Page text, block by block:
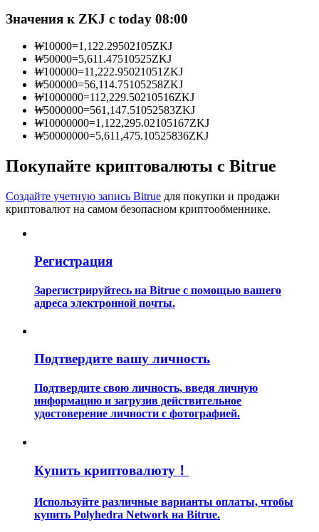
Информация
Анализ больших данных, включая торговую информацию
и т. д.
Узнайте, как оставаться прибыльным
Значения к ZKJ с today 08:00
₩10000=1,122.29502105ZKJ
₩50000=5,611.47510525ZKJ
₩100000=11,222.95021051 ZKJ
₩500000=56,114.75105258ZKJ
₩1000000=112,229.50210516ZKJ
₩5000000=561,147.51052583ZKJ
₩10000000=1,122,295.02105167ZKJ
₩50000000=5,611,475.10525836ZKJ
Покупайте криптовалюты с Bitrue
Создайте учетную запись Bitrue для покупки и продажи
криптовалют на самом безопасном криптообменнике.
Регистрация
Зарегистрируйтесь на Bitrue с помощью вашего
адреса электронной почты.
Подтвердите вашу личность
Подтвердите свою личность, введя личную
информацию и загрузив действительное
удостоверение личности с фотографией.
Купить криптовалюту！
Используйте различные варианты оплаты, чтобы
купить Polyhedra Network на Bitrue.